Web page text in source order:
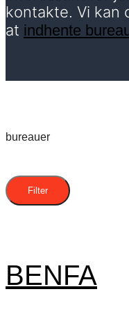
kontakte. Vi kan
at indhente
bureauer
Filter
BENFA